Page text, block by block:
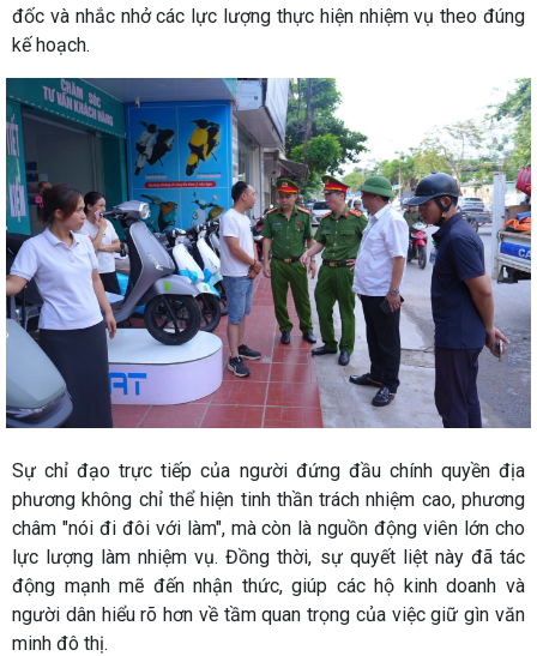
đốc và nhắc nhở các lực lượng thực hiện nhiệm vụ theo đúng
kế hoạch.
Sự chỉ đạo trực tiếp của người đứng đầu chính quyền địa
phương không chỉ thể hiện tinh thần trách nhiệm cao, phương
châm "nói đi đôi với làm", mà còn là nguồn động viên lớn cho
lực lượng làm nhiệm vụ. Đồng thời, sự quyết liệt này đã tác
động mạnh mẽ đến nhận thức, giúp các hộ kinh doanh và
người dân hiểu rõ hơn về tầm quan trọng của việc giữ gìn văn
minh đô thị.